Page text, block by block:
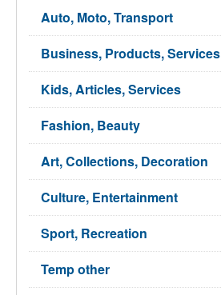
Auto, Moto, Transport
Business, Products, Services
Kids, Articles, Services
Fashion, Beauty
Art, Collections, Decoration
Culture, Entertainment
Sport, Recreation
Temp other